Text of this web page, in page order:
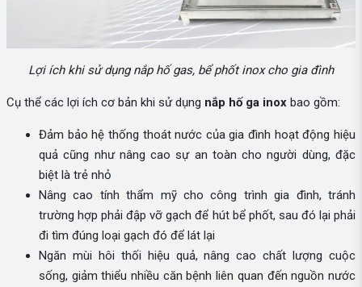
Lợi ích khi sử dụng nắp hố gas, bể phốt inox cho gia đình
Cụ thể các lợi ích cơ bản khi sử dụng nắp hố ga inox bao gồm:
Đảm bảo hệ thống thoát nước của gia đình hoạt động hiệu
quả cũng như nâng cao sự an toàn cho người dùng, đặc
biệt là trẻ nhỏ
Nâng cao tính thẩm mỹ cho công trình gia đình, tránh
trường hợp phải đập vỡ gạch để hút bể phốt, sau đó lại phải
đi tìm đúng loại gạch đó để lát lại
Ngăn mùi hôi thối hiệu quả, nâng cao chất lượng cuộc
sống, giảm thiểu nhiều căn bệnh liên quan đến nguồn nước